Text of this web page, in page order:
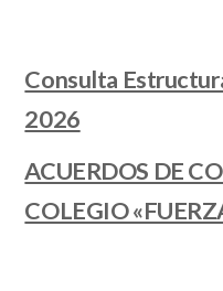
Consulta
2026
ACUERDOS DE
COLEGIO